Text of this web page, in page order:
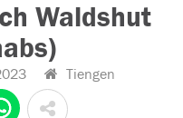
Waldshut
Tiengen